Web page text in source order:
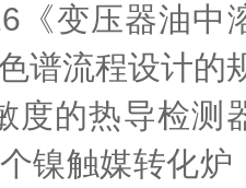
《变压器油
谱流程设计的
度的热导检测
镍触媒转化炉